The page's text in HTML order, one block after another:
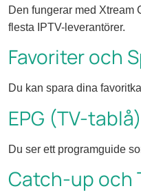
Den fungerar med Xtream
flesta IPTV-leverantörer.
Favoriter och
Du kan spara dina
EPG (TV-tablå)
Du ser ett programguide
Catch-up och